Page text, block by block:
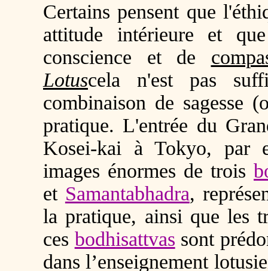
Certains pensent que
attitude intérieure et
conscience et de
Lotuscela n'est pas
combinaison de sagesse
pratique. L'entrée du
Kosei-kai à Tokyo, par
images énormes de trois
et Samantabhadra,
la pratique, ainsi que les
ces bodhisattvas sont
dans l’enseignement